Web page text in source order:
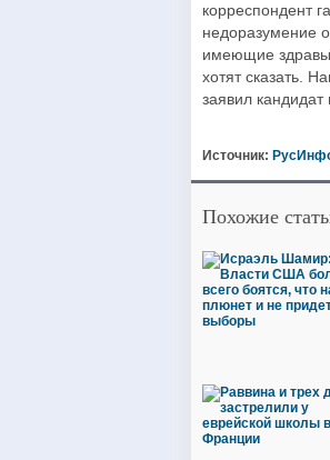
корреспондент
недоразумение
имеющие
хотят сказать.
заявил кандидат
Источник:
Похожие